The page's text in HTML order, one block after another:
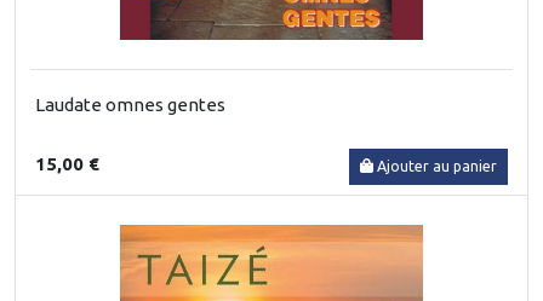
Laudate omnes gentes
15,00 € Ajouter au panier